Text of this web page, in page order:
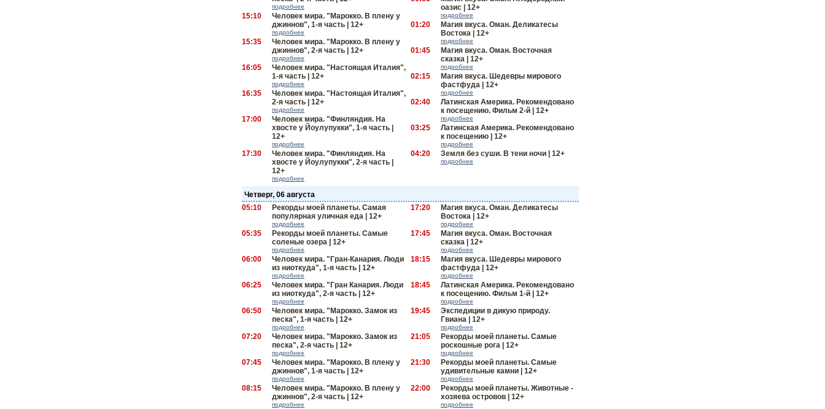
подробнее
15:10
Человек мира. "Марокко. В плену у
джиннов", 1-я часть | 12+
подробнее
15:35
Человек мира. "Марокко. В плену у
джиннов", 2-я часть | 12+
подробнее
16:05
Человек мира. "Настоящая Италия",
1-я часть | 12+
подробнее
16:35
Человек мира. "Настоящая Италия",
2-я часть | 12+
подробнее
17:00
Человек мира. "Финляндия. На
хвосте у Йоулупукки", 1-я часть |
12+
подробнее
17:30
Человек мира. "Финляндия. На
хвосте у Йоулупукки", 2-я часть |
12+
подробнее
оазис | 12+
подробнее
01:20
Магия вкуса. Оман. Деликатесы
Востока | 12+
подробнее
01:45
Магия вкуса. Оман. Восточная
сказка | 12+
подробнее
02:15
Магия вкуса. Шедевры мирового
фастфуда | 12+
подробнее
02:40
Латинская Америка. Рекомендовано
к посещению. Фильм 2-й | 12+
подробнее
03:25
Латинская Америка. Рекомендовано
к посещению | 12+
подробнее
04:20 Земля без суши. В тени ночи | 12+
подробнее
Четверг, 06 августа
05:10
Рекорды моей планеты. Самая
популярная уличная еда | 12+
подробнее
05:35
Рекорды моей планеты. Самые
соленые озера | 12+
подробнее
06:00
Человек мира. "Гран-Канария. Люди
из ниоткуда", 1-я часть | 12+
подробнее
06:25
Человек мира. "Гран Канария. Люди
из ниоткуда", 2-я часть | 12+
подробнее
06:50
Человек мира. "Марокко. Замок из
песка", 1-я часть | 12+
подробнее
07:20
Человек мира. "Марокко. Замок из
песка", 2-я часть | 12+
подробнее
07:45
Человек мира. "Марокко. В плену у
джиннов", 1-я часть | 12+
подробнее
08:15
Человек мира. "Марокко. В плену у
джиннов", 2-я часть | 12+
подробнее
17:20
Магия вкуса. Оман. Деликатесы
Востока | 12+
подробнее
17:45
Магия вкуса. Оман. Восточная
сказка | 12+
подробнее
18:15
Магия вкуса. Шедевры мирового
фастфуда | 12+
подробнее
18:45
Латинская Америка. Рекомендовано
к посещению. Фильм 1-й | 12+
подробнее
19:45
Экспедиции в дикую природу.
Гвиана | 12+
подробнее
21:05
Рекорды моей планеты. Самые
роскошные рога | 12+
подробнее
21:30
Рекорды моей планеты. Самые
удивительные камни | 12+
подробнее
22:00
Рекорды моей планеты. Животные -
хозяева островов | 12+
подробнее